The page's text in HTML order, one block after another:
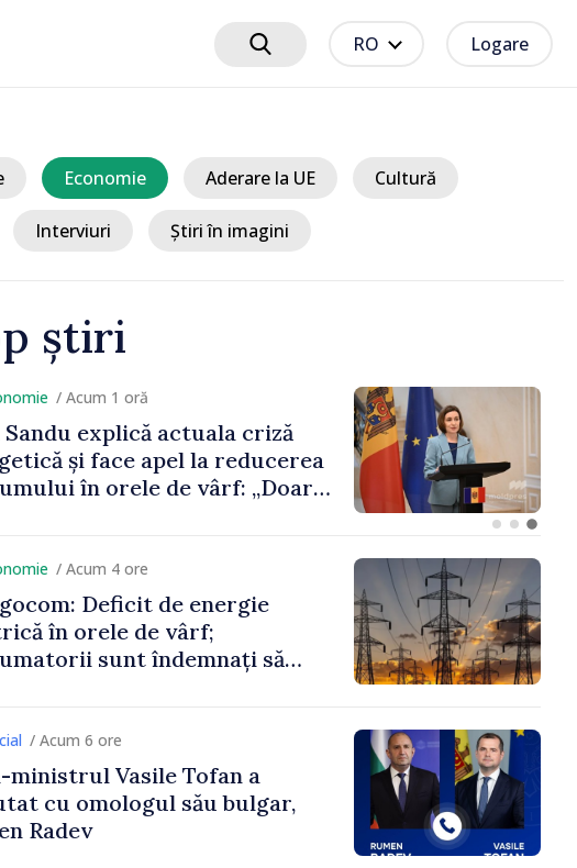
RO Logare
Economie Aderare la UE Cultură
Interviuri Știri în imagini
știri
/ Acum 13 minute
disciplinare după vizita
talibanilor în Republica
Maia Sandu: „Este rușinos
/ Acum 4 ore
Deficit de energie
în orele de vârf;
sunt îndemnați să
/ Acum 6 ore
ministrul Vasile Tofan a
cu omologul său bulgar,
Radev